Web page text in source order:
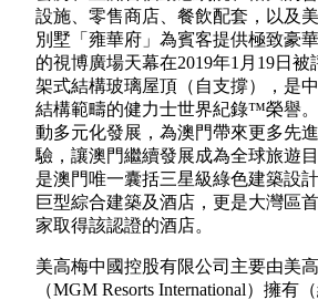
設施、零售商店、餐飲配套，以及
別墅「雍華府」為賓客提供極致豪
的視博廣場天幕在2019年1月19日被
架式結構玻璃屋頂（自支撐），是
結構範疇的健力士世界紀錄™榮譽
動多元化發展，為澳門帶來更多先
驗，讓澳門繼續發展成為全球旅遊
是澳門唯一囊括三星級綠色建築設
巨型綜合建築及酒店，更是大灣區
家取得該認證的酒店。
美高梅中國控股有限公司主要由美
（MGM Resorts International）擁有